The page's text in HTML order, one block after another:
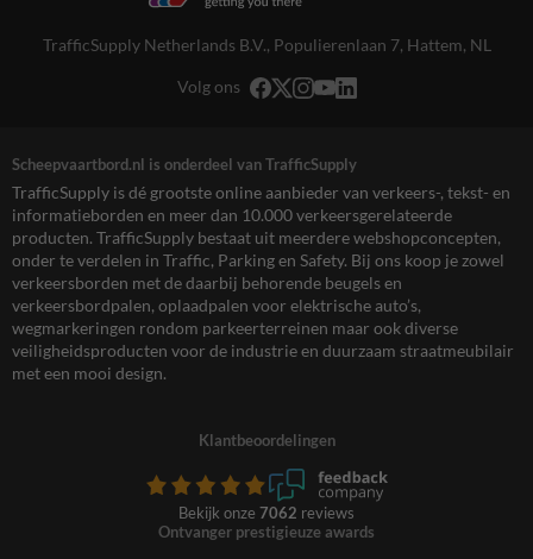
TrafficSupply Netherlands B.V., Populierenlaan 7, Hattem, NL
Volg ons
Scheepvaartbord.nl is onderdeel van TrafficSupply
TrafficSupply is dé grootste online aanbieder van verkeers-, tekst- en
informatieborden en meer dan 10.000 verkeersgerelateerde
producten. TrafficSupply bestaat uit meerdere webshopconcepten,
onder te verdelen in Traffic, Parking en Safety. Bij ons koop je zowel
verkeersborden met de daarbij behorende beugels en
verkeersbordpalen, oplaadpalen voor elektrische auto’s,
wegmarkeringen rondom parkeerterreinen maar ook diverse
veiligheidsproducten voor de industrie en duurzaam straatmeubilair
met een mooi design.
Klantbeoordelingen
Bekijk onze 7062 reviews
Ontvanger prestigieuze awards